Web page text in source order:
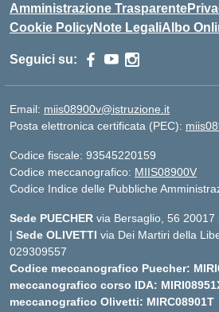
Amministrazione Trasparente
Cookie PolicyNote LegaliAlbo
Seguici su:
Email: miis08900v@istruzione.it
Posta elettronica certificata (PEC):
Codice fiscale: 93545220159
Codice meccanografico: MIIS08900V
Codice Indice delle Pubbliche
Sede PUECHER via Bersaglio, 56
| Sede OLIVETTI via Dei Martiri della
029309557
Codice meccanografico Puecher:
meccanografico corso IDA:
meccanografico Olivetti: MIRC08901T